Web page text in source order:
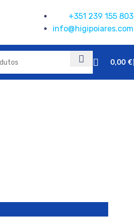
+351 239 155 803
info@higipoiares.com
0,00 €